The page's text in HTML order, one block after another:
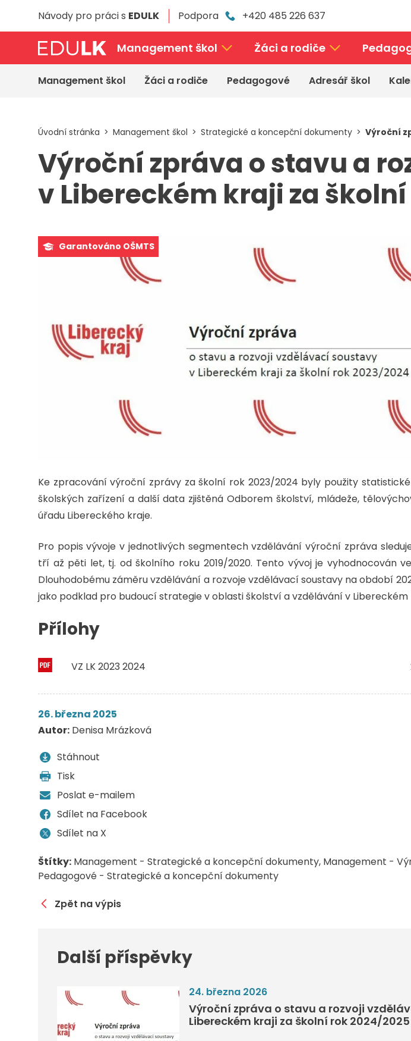
Návody pro práci s EDULK Podpora +420 485 226 637
Management škol Žáci a rodiče
Management škol Žáci a rodiče Pedagogové Adresář škol
Úvodní stránka Management škol Strategické a koncepční dokumenty Výroční
Výroční zpráva o stavu a
v Libereckém kraji za
Garantováno OŠMTS
Ke zpracování výroční zprávy za školní rok 2023/2024 byly použity
školských zařízení a další data zjištěná Odborem školství, mládeže,
úřadu Libereckého kraje.
Pro popis vývoje v jednotlivých segmentech vzdělávání výroční zpráva
tří až pěti let, tj. od školního roku 2019/2020. Tento vývoj je vyhodnocován
Dlouhodobému záměru vzdělávání a rozvoje vzdělávací soustavy na období
jako podklad pro budoucí strategie v oblasti školství a vzdělávání v Libereckém
Přílohy
VZ LK 2023 2024
26. března 2025
Autor: Denisa Mrázková
Stáhnout
Tisk
Poslat e-mailem
Sdílet na Facebook
Sdílet na X
Štítky: Management - Strategické a koncepční dokumenty Management -
Pedagogové - Strategické a koncepční dokumenty
Zpět na výpis
Další příspěvky
24. března 2026
Výroční zpráva o stavu a rozvoji
Libereckém kraji za školní rok 2024/2025